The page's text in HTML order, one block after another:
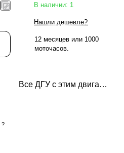
?
В наличии: 1
Нашли дешевле?
12 месяцев или 1000
моточасов.
Все ДГУ с этим двигателем